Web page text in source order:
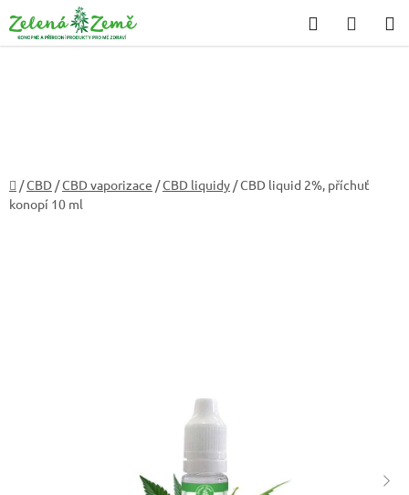
na
obsah
Hledat
KOŠÍK
Domů
/CBD /CBD vaporizace /CBD liquidy /CBD liquid 2%, příchuť
konopí 10 ml